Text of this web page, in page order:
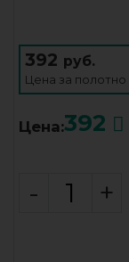
392 руб.
Цена за полотно
Цена:392
- +